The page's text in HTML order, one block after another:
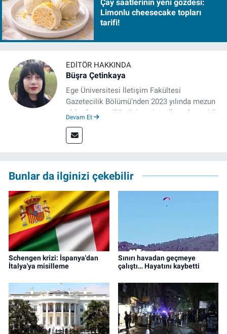
Çay saatlerinin yeni gözdesi:
Limonlu cheesecake topları
tarifi!
EDITÖR HAKKINDA
Büşra Çetinkaya
Ege Üniversitesi İletişim Fakültesi
Gazetecilik Bölümü’nden 2023 yılında mezun
oldu. Gazeteciliğe üniversite yıllarında çeşitli
Meslek hayatına 2023'te İzmir'de başlayan
gazeteci, halen izgazete.net’te editör olarak
Devam Et
Bunlar da ilginizi çekebilir
Schengen krizi: İspanya'dan
İtalya'ya misilleme
Sınırı havadan geçmeye
çalıştı… Hayatını kaybetti